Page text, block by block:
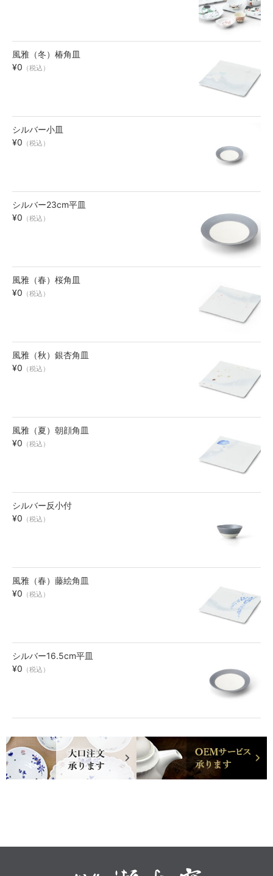
お買い物ガイド
風雅（冬）椿角皿
¥0 （税込）
シルバー小皿
¥0 （税込）
シルバー23cm平皿
¥0 （税込）
風雅（春）桜角皿
¥0 （税込）
風雅（秋）銀杏角皿
¥0 （税込）
風雅（夏）朝顔角皿
¥0 （税込）
シルバー反小付
¥0 （税込）
風雅（春）藤絵角皿
¥0 （税込）
シルバー16.5cm平皿
¥0 （税込）